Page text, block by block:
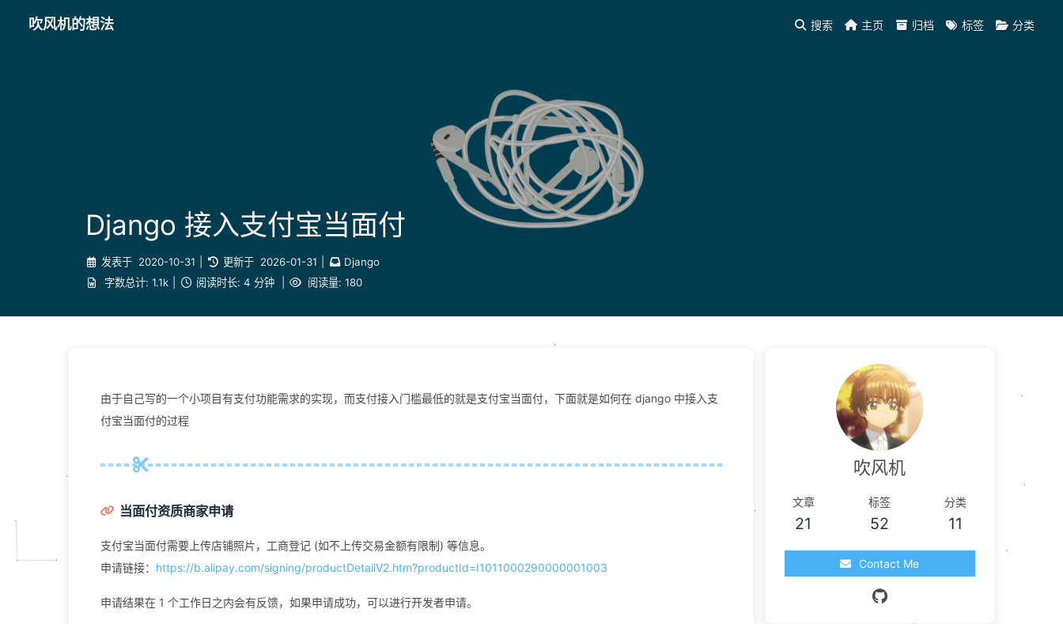
吹风机的想法 搜索 主页 归档 标签 分类
Django 接入支付宝当面付
发表于 2020-10-31 更新于 2026-01-31
Django
字数总计: 1.1k 阅读时长: 4 分钟 阅读量: 180
由于自己写的一个小项目有支付功能需求的实现，而支付接入门槛最低的就是支付宝当面付，下面就是如何在 django 中接入支
付宝当面付的过程
当面付资质商家申请
支付宝当面付需要上传店铺照片，工商登记 (如不上传交易金额有限制) 等信息。
申请链接： https://b.alipay.com/signing/productDetailV2.htm?productId=I1011000290000001003
申请结果在 1 个工作日之内会有反馈，如果申请成功，可以进行开发者申请。
吹风机
文章
21
标签
52
分类
11
Contact Me